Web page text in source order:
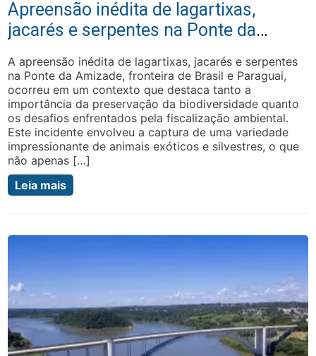
Apreensão inédita de lagartixas,
jacarés e serpentes na Ponte da
A apreensão inédita de lagartixas, jacarés e serpentes
na Ponte da Amizade, fronteira de Brasil e Paraguai,
ocorreu em um contexto que destaca tanto a
importância da preservação da biodiversidade quanto
os desafios enfrentados pela fiscalização ambiental.
Este incidente envolveu a captura de uma variedade
impressionante de animais exóticos e silvestres, o que
não apenas […]
Leia mais